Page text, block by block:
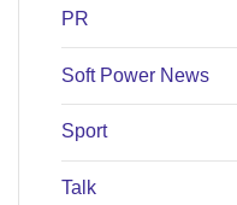
PR
Soft Power News
Sport
Talk